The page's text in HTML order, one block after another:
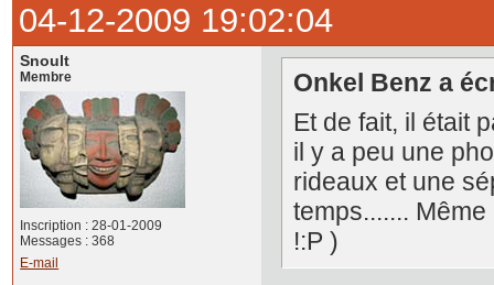
04-12-2009 19:02:04
Snoult
Membre
Inscription : 28-01-2009
Messages : 368
E-mail
Onkel Benz a
Et de fait, il était
il y a peu une
rideaux et une
temps.......
!:P )